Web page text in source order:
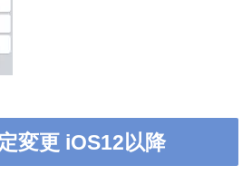
変更 iOS12以降